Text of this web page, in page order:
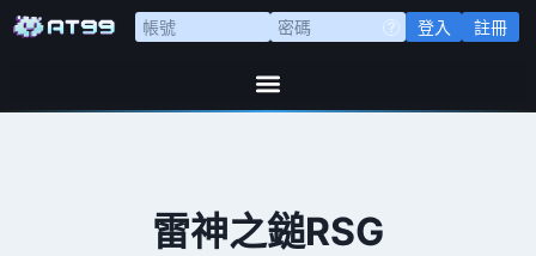
登入 註冊
雷神之鎚RSG